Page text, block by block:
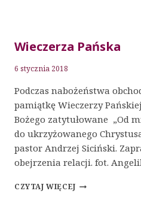
Wieczerza Pańska
6 stycznia 2018
Podczas nabożeństwa
pamiątkę Wieczerzy
Bożego zatytułowane „Od
do ukrzyżowanego
pastor Andrzej Siciński.
obejrzenia relacji. fot.
CZYTAJ WIĘCEJWIECZERZA